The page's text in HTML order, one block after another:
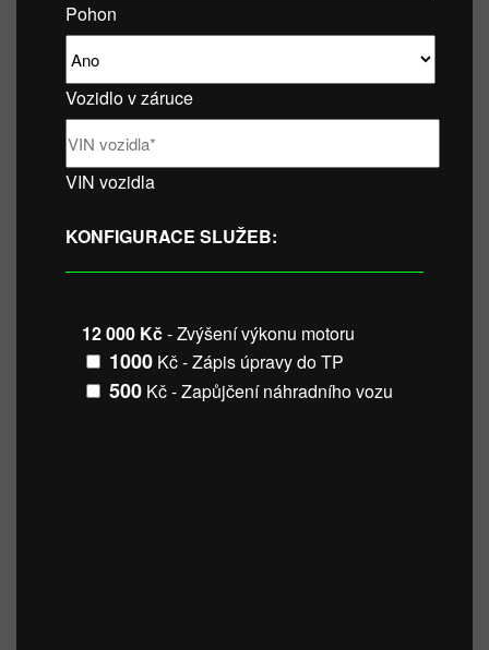
Pohon
Vozidlo v záruce
VIN vozidla
KONFIGURACE SLUŽEB:
12 000 Kč- Zvýšení výkonu motoru
1000 Kč - Zápis úpravy do TP
500 Kč - Zapůjčení náhradního vozu